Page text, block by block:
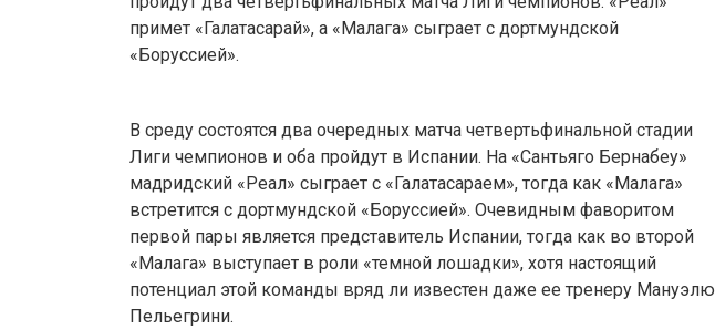
примет «Галатасарай», а «Малага» сыграет с дортмундской
«Боруссией».
В среду состоятся два очередных матча четвертьфинальной стадии
Лиги чемпионов и оба пройдут в Испании. На «Сантьяго Бернабеу»
мадридский «Реал» сыграет с «Галатасараем», тогда как «Малага»
встретится с дортмундской «Боруссией». Очевидным фаворитом
первой пары является представитель Испании, тогда как во второй
«Малага» выступает в роли «темной лошадки», хотя настоящий
потенциал этой команды вряд ли известен даже ее тренеру Мануэлю
Пельегрини.